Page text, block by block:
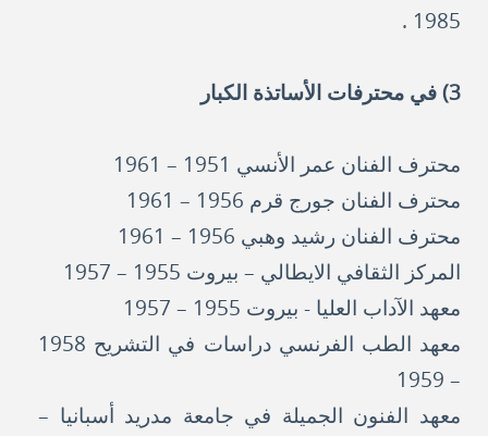
1985 .
3) في محترفات الأساتذة الكبار
محترف الفنان عمر الأنسي 1951 – 1961
محترف الفنان جورج قرم 1956 – 1961
محترف الفنان رشيد وهبي 1956 – 1961
المركز الثقافي الايطالي – بيروت 1955 – 1957
معهد الآداب العليا - بيروت 1955 – 1957
معهد الطب الفرنسي دراسات في التشريح 1958
– 1959
معهد الفنون الجميلة في جامعة مدريد أسبانيا –